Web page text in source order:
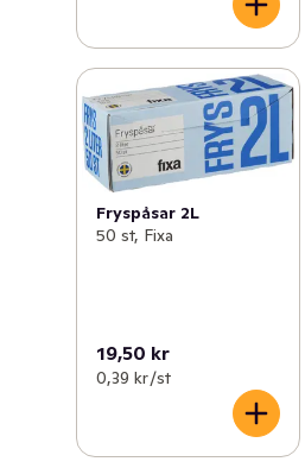
Fryspåsar 2L
50 st, Fixa
19,50 kr
0,39 kr /st